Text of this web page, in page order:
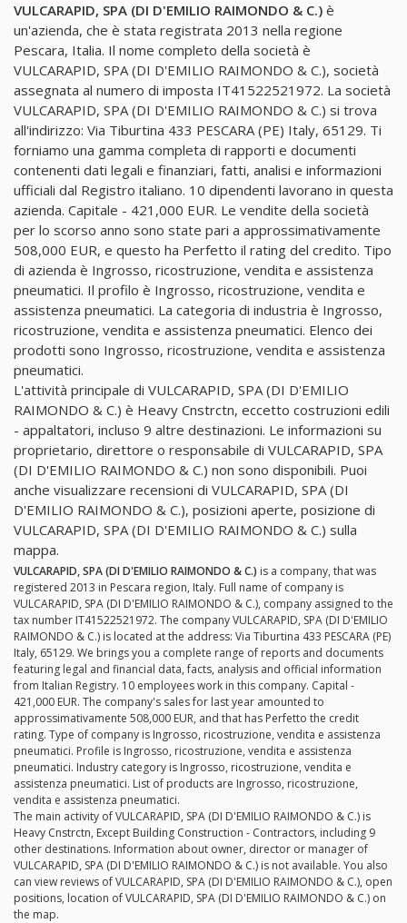
VULCARAPID, SPA (DI D'EMILIO RAIMONDO & C.) è
un'azienda, che è stata registrata 2013 nella regione
Pescara, Italia. Il nome completo della società è
VULCARAPID, SPA (DI D'EMILIO RAIMONDO & C.), società
assegnata al numero di imposta IT41522521972. La società
VULCARAPID, SPA (DI D'EMILIO RAIMONDO & C.) si trova
all'indirizzo: Via Tiburtina 433 PESCARA (PE) Italy, 65129. Ti
forniamo una gamma completa di rapporti e documenti
contenenti dati legali e finanziari, fatti, analisi e informazioni
ufficiali dal Registro italiano. 10 dipendenti lavorano in questa
azienda. Capitale - 421,000 EUR. Le vendite della società
per lo scorso anno sono state pari a approssimativamente
508,000 EUR, e questo ha Perfetto il rating del credito. Tipo
di azienda è Ingrosso, ricostruzione, vendita e assistenza
pneumatici. Il profilo è Ingrosso, ricostruzione, vendita e
assistenza pneumatici. La categoria di industria è Ingrosso,
ricostruzione, vendita e assistenza pneumatici. Elenco dei
prodotti sono Ingrosso, ricostruzione, vendita e assistenza
pneumatici.
L'attività principale di VULCARAPID, SPA (DI D'EMILIO
RAIMONDO & C.) è Heavy Cnstrctn, eccetto costruzioni edili
- appaltatori, incluso 9 altre destinazioni. Le informazioni su
proprietario, direttore o responsabile di VULCARAPID, SPA
(DI D'EMILIO RAIMONDO & C.) non sono disponibili. Puoi
anche visualizzare recensioni di VULCARAPID, SPA (DI
D'EMILIO RAIMONDO & C.), posizioni aperte, posizione di
VULCARAPID, SPA (DI D'EMILIO RAIMONDO & C.) sulla
mappa.
VULCARAPID, SPA (DI D'EMILIO RAIMONDO & C.) is a company, that was
registered 2013 in Pescara region, Italy. Full name of company is
VULCARAPID, SPA (DI D'EMILIO RAIMONDO & C.), company assigned to the
tax number IT41522521972. The company VULCARAPID, SPA (DI D'EMILIO
RAIMONDO & C.) is located at the address: Via Tiburtina 433 PESCARA (PE)
Italy, 65129. We brings you a complete range of reports and documents
featuring legal and financial data, facts, analysis and official information
from Italian Registry. 10 employees work in this company. Capital -
421,000 EUR. The company's sales for last year amounted to
approssimativamente 508,000 EUR, and that has Perfetto the credit
rating. Type of company is Ingrosso, ricostruzione, vendita e assistenza
pneumatici. Profile is Ingrosso, ricostruzione, vendita e assistenza
pneumatici. Industry category is Ingrosso, ricostruzione, vendita e
assistenza pneumatici. List of products are Ingrosso, ricostruzione,
vendita e assistenza pneumatici.
The main activity of VULCARAPID, SPA (DI D'EMILIO RAIMONDO & C.) is
Heavy Cnstrctn, Except Building Construction - Contractors, including 9
other destinations. Information about owner, director or manager of
VULCARAPID, SPA (DI D'EMILIO RAIMONDO & C.) is not available. You also
can view reviews of VULCARAPID, SPA (DI D'EMILIO RAIMONDO & C.), open
positions, location of VULCARAPID, SPA (DI D'EMILIO RAIMONDO & C.) on
the map.